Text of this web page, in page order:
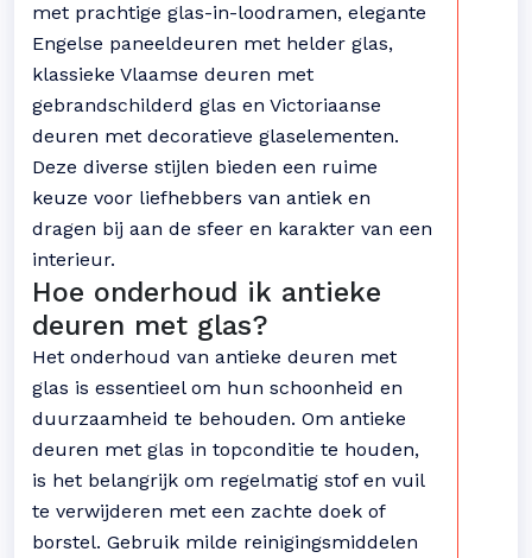
met prachtige glas-in-loodramen, elegante
Engelse paneeldeuren met helder glas,
klassieke Vlaamse deuren met
gebrandschilderd glas en Victoriaanse
deuren met decoratieve glaselementen.
Deze diverse stijlen bieden een ruime
keuze voor liefhebbers van antiek en
dragen bij aan de sfeer en karakter van een
interieur.
Hoe onderhoud ik antieke
deuren met glas?
Het onderhoud van antieke deuren met
glas is essentieel om hun schoonheid en
duurzaamheid te behouden. Om antieke
deuren met glas in topconditie te houden,
is het belangrijk om regelmatig stof en vuil
te verwijderen met een zachte doek of
borstel. Gebruik milde reinigingsmiddelen